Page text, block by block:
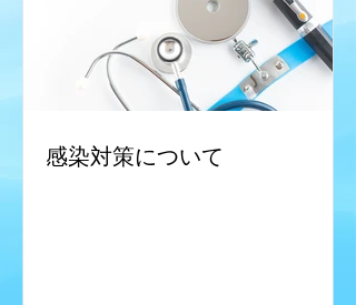
感染対策について